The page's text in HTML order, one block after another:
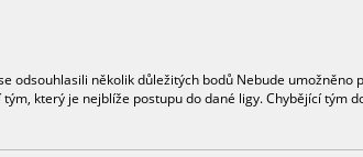
odsouhlasili několik důležitých bodů Nebude
který je nejblíže postupu do dané ligy. Chybějící tým